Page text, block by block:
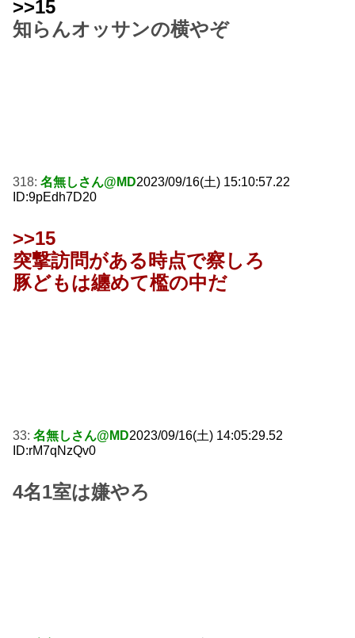
>>15
知らんオッサンの横やぞ
318: 名無しさん@MD2023/09/16(土) 15:10:57.22
ID:9pEdh7D20
>>15
突撃訪問がある時点で察しろ
豚どもは纏めて檻の中だ
33: 名無しさん@MD2023/09/16(土) 14:05:29.52
ID:rM7qNzQv0
4名1室は嫌やろ